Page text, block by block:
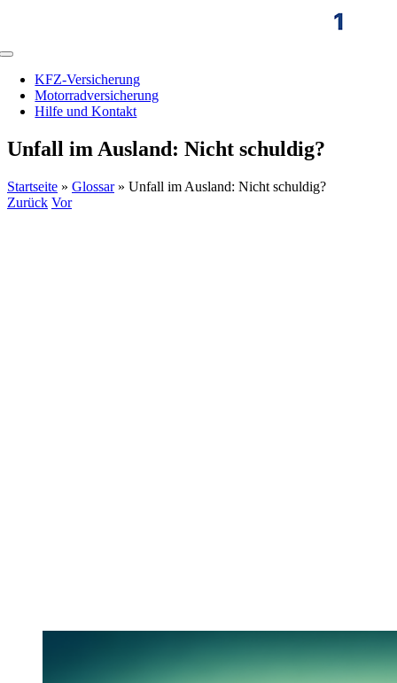
Toggle
NavigationKFZ-Versicherung
Motorradversicherung
Hilfe und Kontakt
Unfall im Ausland: Nicht schuldig?
Startseite » Glossar» Unfall im Ausland: Nicht schuldig?
Zurück Vor